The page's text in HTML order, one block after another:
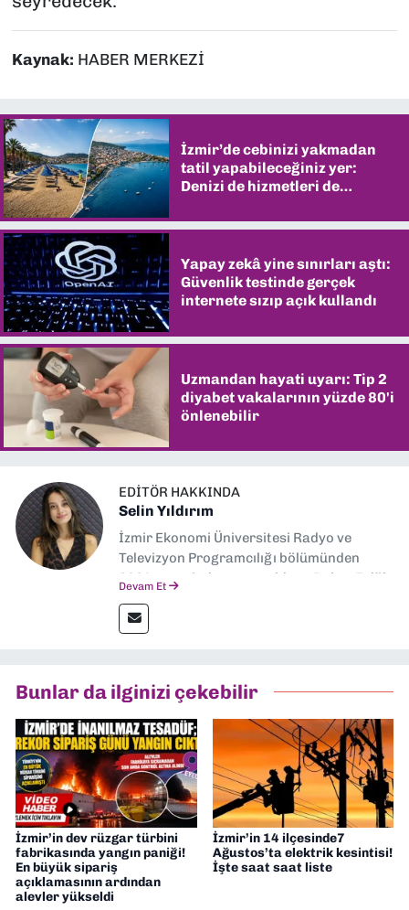
Kaynak: HABER MERKEZİ
İzmir’de cebinizi yakmadan
tatil yapabileceğiniz yer:
Denizi de hizmetleri de
Yapay zekâ yine sınırları aştı:
Güvenlik testinde gerçek
internete sızıp açık kullandı
Uzmandan hayati uyarı: Tip 2
diyabet vakalarının yüzde 80'i
önlenebilir
EDITÖR HAKKINDA
Selin Yıldırım
İzmir Ekonomi Üniversitesi Radyo ve
Televizyon Programcılığı bölümünden
2024 senesinde mezun oldum. Dokuz Eylül
editörlük görevini de üstleniyorum.
Devam Et
Bunlar da ilginizi çekebilir
İzmir’in dev rüzgar türbini
fabrikasında yangın paniği!
En büyük sipariş
açıklamasının ardından
alevler yükseldi
İzmir’in 14 ilçesinde7
Ağustos’ta elektrik kesintisi!
İşte saat saat liste